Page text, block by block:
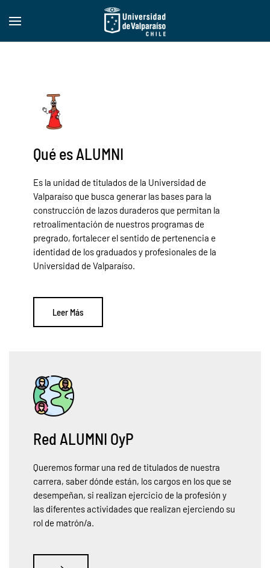
Qué es ALUMNI
Es la unidad de titulados de la Universidad de
Valparaíso que busca generar las bases para la
construcción de lazos duraderos que permitan la
retroalimentación de nuestros programas de
pregrado, fortalecer el sentido de pertenencia e
identidad de los graduados y profesionales de la
Universidad de Valparaíso.
Leer Más
Red ALUMNI OyP
Queremos formar una red de titulados de nuestra
carrera, saber dónde están, los cargos en los que se
desempeñan, si realizan ejercicio de la profesión y
las diferentes actividades que realizan ejerciendo su
rol de matrón/a.